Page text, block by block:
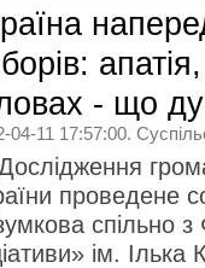
- що
04-11 17:57:00.
проведене
спільно
ім.